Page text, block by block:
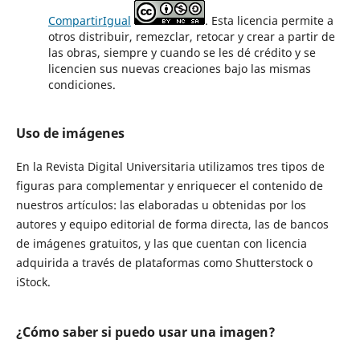
CompartirIgual
. Esta licencia permite a
otros distribuir, remezclar, retocar y crear a partir de
las obras, siempre y cuando se les dé crédito y se
licencien sus nuevas creaciones bajo las mismas
condiciones.
Uso de imágenes
En la Revista Digital Universitaria utilizamos tres tipos de
figuras para complementar y enriquecer el contenido de
nuestros artículos: las elaboradas u obtenidas por los
autores y equipo editorial de forma directa, las de bancos
de imágenes gratuitos, y las que cuentan con licencia
adquirida a través de plataformas como Shutterstock o
iStock.
¿Cómo saber si puedo usar una imagen?